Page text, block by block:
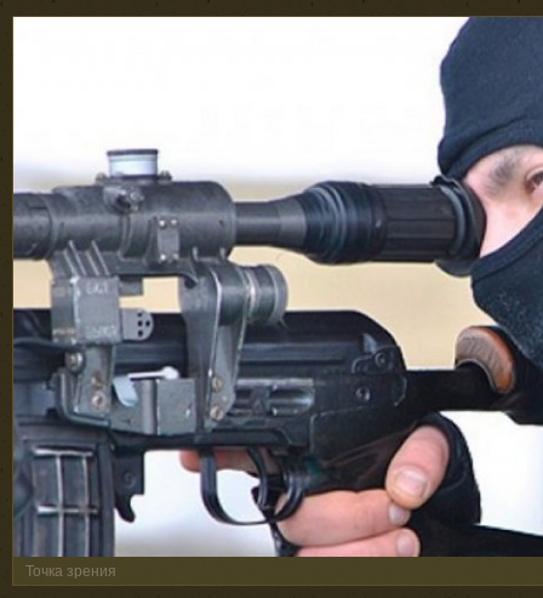
Точка зрения